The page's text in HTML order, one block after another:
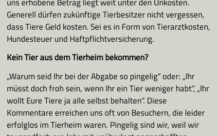
Generell dürfen zukünftige Tierbesitzer nicht vergessen,
dass Tiere Geld kosten. Sei es in Form von Tierarztkosten,
Hundesteuer und Haftpflichtversicherung.
Kein Tier aus dem Tierheim bekommen?
„Warum seid Ihr bei der Abgabe so pingelig“ oder: „Ihr
müsst doch froh sein, wenn Ihr ein Tier weniger habt“, „Ihr
wollt Eure Tiere ja alle selbst behalten“. Diese
Kommentare erreichen uns oft von Besuchern, die leider
erfolglos im Tierheim waren. Pingelig sind wir, weil wir